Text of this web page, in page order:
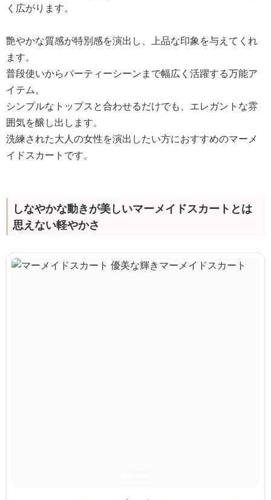
く広がります。
艶やかな質感が特別感を演出し、上品な印象を与えてくれ
ます。
普段使いからパーティーシーンまで幅広く活躍する万能ア
イテム。
シンプルなトップスと合わせるだけでも、エレガントな雰
囲気を醸し出します。
洗練された大人の女性を演出したい方におすすめのマーメ
イドスカートです。
しなやかな動きが美しいマーメイドスカートとは
思えない軽やかさ